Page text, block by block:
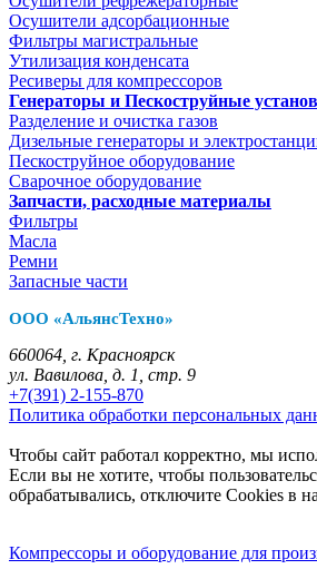
Осушители адсорбационные
Фильтры магистральные
Утилизация конденсата
Ресиверы для компрессоров
Генераторы и Пескоструйные
Разделение и очистка газов
Дизельные генераторы и
Пескоструйное оборудование
Сварочное оборудование
Запчасти, расходные материалы
Фильтры
Масла
Ремни
Запасные части
ООО «АльянсТехно»
660064, г. Красноярск
ул. Вавилова, д. 1, стр. 9
+7(391) 2-155-870
Политика обработки персональных
Чтобы сайт работал корректно, мы
Если вы не хотите, чтобы
обрабатывались, отключите Cookies в
Компрессоры и оборудование для